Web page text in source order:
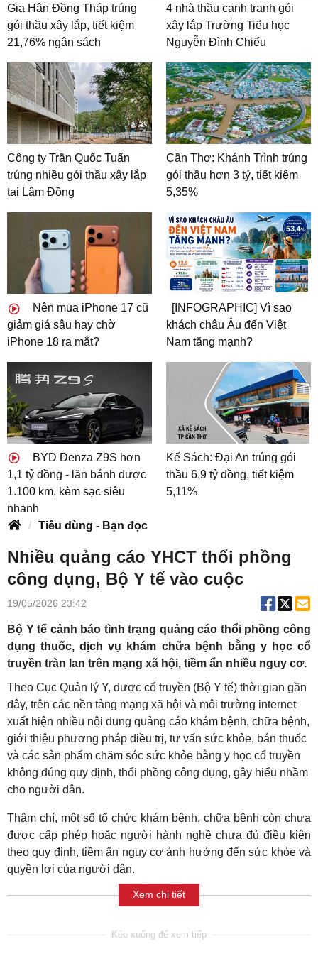
Gia Hân Đồng Tháp trúng
gói thầu xây lắp, tiết kiệm
21,76% ngân sách
4 nhà thầu cạnh tranh gói
xây lắp Trường Tiểu học
Nguyễn Đình Chiểu
Công ty Trần Quốc Tuấn
trúng nhiều gói thầu xây lắp
tại Lâm Đồng
Cần Thơ: Khánh Trình trúng
gói thầu hơn 3 tỷ, tiết kiệm
5,35%
Nên mua iPhone 17 cũ
giảm giá sâu hay chờ
iPhone 18 ra mắt?
[INFOGRAPHIC] Vì sao
khách châu Âu đến Việt
Nam tăng mạnh?
BYD Denza Z9S hơn
1,1 tỷ đồng - lăn bánh được
1.100 km, kèm sạc siêu
nhanh
Kế Sách: Đại An trúng gói
thầu 6,9 tỷ đồng, tiết kiệm
5,11%
Tiêu dùng - Bạn đọc
Nhiều quảng cáo YHCT thổi phồng
công dụng, Bộ Y tế vào cuộc
19/05/2026 23:42
Bộ Y tế cảnh báo tình trạng quảng cáo thổi phồng công
dụng thuốc, dịch vụ khám chữa bệnh bằng y học cổ
truyền tràn lan trên mạng xã hội, tiềm ẩn nhiều nguy cơ.
Theo Cục Quản lý Y, dược cổ truyền (Bộ Y tế) thời gian gần
đây, trên các nền tảng mạng xã hội và môi trường internet
xuất hiện nhiều nội dung quảng cáo khám bệnh, chữa bệnh,
giới thiệu phương pháp điều trị, tư vấn sức khỏe, bán thuốc
và các sản phẩm chăm sóc sức khỏe bằng y học cổ truyền
không đúng quy định, thổi phồng công dụng, gây hiểu nhầm
cho người dân.
Thậm chí, một số tổ chức khám bệnh, chữa bệnh còn chưa
được cấp phép hoặc người hành nghề chưa đủ điều kiện
theo quy định, tiềm ẩn nguy cơ ảnh hưởng đến sức khỏe và
quyền lợi của người dân.
Xem chi tiết